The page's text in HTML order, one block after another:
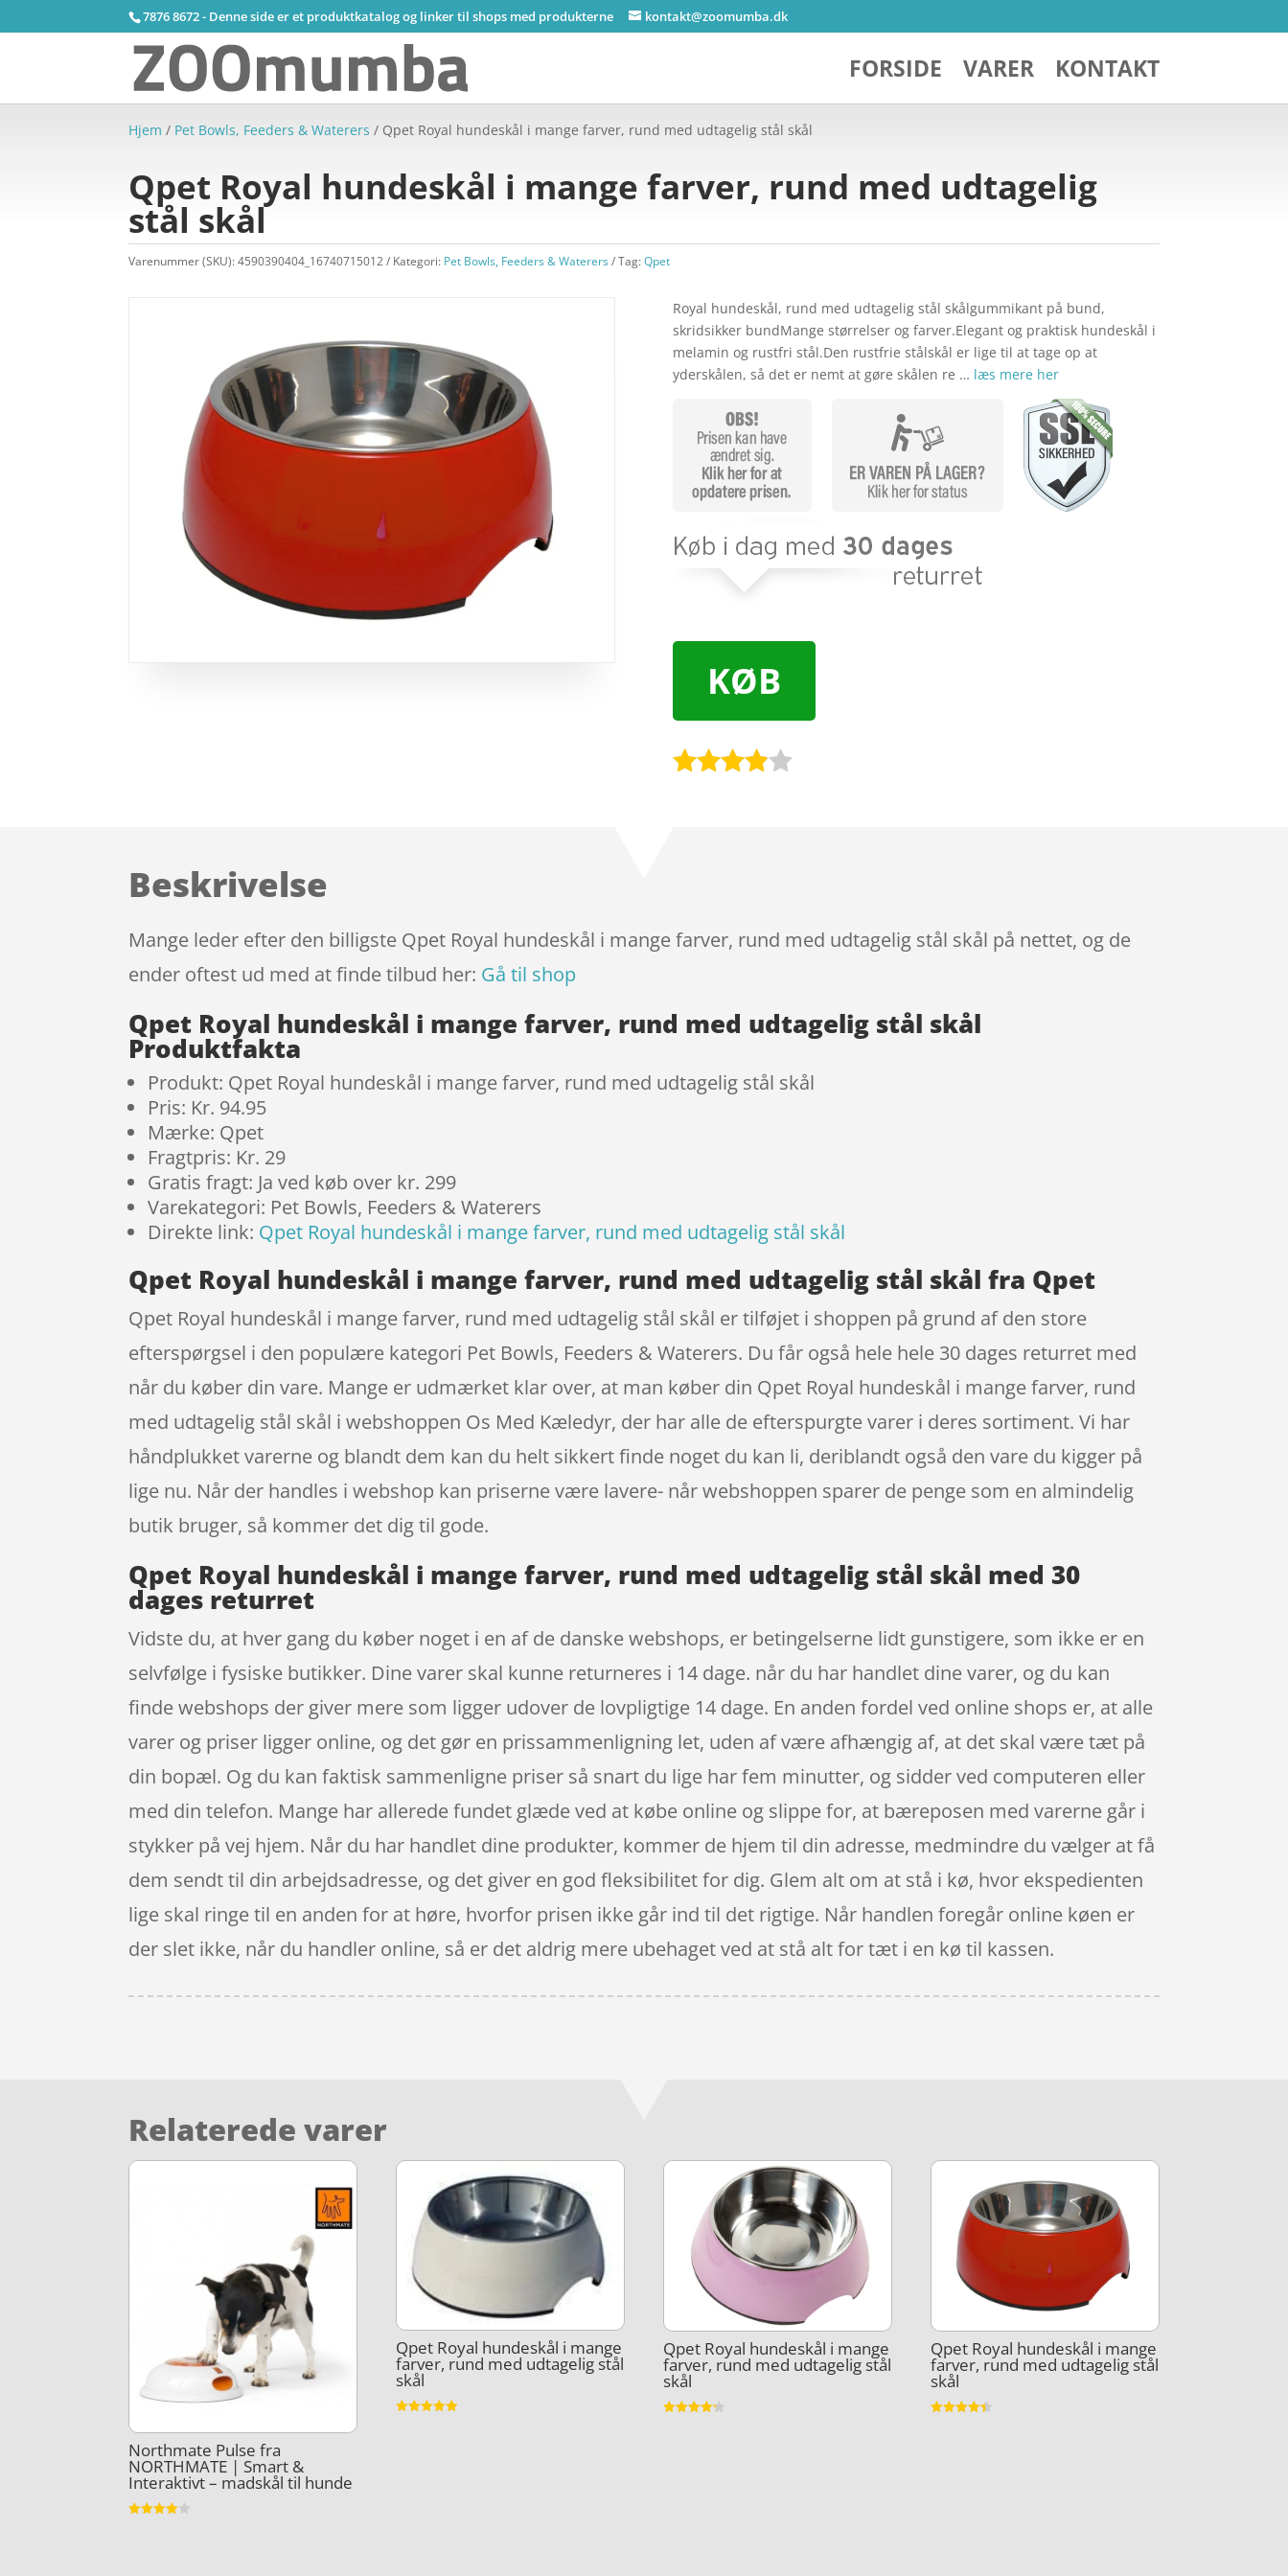
7876 8672 - Denne side er et produktkatalog og linker til shops med produkterne kontakt@zoomumba.dk
FORSIDE VARER KONTAKT
Hjem / Pet Bowls, Feeders & Waterers / Qpet Royal hundeskål i mange farver, rund med udtagelig stål skål
Qpet Royal hundeskål i mange farver, rund med udtagelig
stål skål
Varenummer (SKU):4590390404_16740715012 Kategori: Pet Bowls, Feeders & Waterers Tag:Qpet
Royal hundeskål, rund med udtagelig stål skålgummikant på bund,
skridsikker bundMange størrelser og farver.Elegant og praktisk hundeskål i
melamin og rustfri stål.Den rustfrie stålskål er lige til at tage op at
yderskålen, så det er nemt at gøre skålen re … læs mere her
KØB
ømmels
er
Beskrivelse
Mange leder efter den billigste Qpet Royal hundeskål i mange farver, rund med udtagelig stål skål på nettet, og de
ender oftest ud med at finde tilbud her: Gå til shop
Qpet Royal hundeskål i mange farver, rund med udtagelig stål skål
Produktfakta
Produkt: Qpet Royal hundeskål i mange farver, rund med udtagelig stål skål
Pris: Kr. 94.95
Mærke: Qpet
Fragtpris: Kr. 29
Gratis fragt: Ja ved køb over kr. 299
Varekategori: Pet Bowls, Feeders & Waterers
Direkte link: Qpet Royal hundeskål i mange farver, rund med udtagelig stål skål
Qpet Royal hundeskål i mange farver, rund med udtagelig stål skål fra Qpet
Qpet Royal hundeskål i mange farver, rund med udtagelig stål skål er tilføjet i shoppen på grund af den store
efterspørgsel i den populære kategori Pet Bowls, Feeders & Waterers. Du får også hele hele 30 dages returret med
når du køber din vare. Mange er udmærket klar over, at man køber din Qpet Royal hundeskål i mange farver, rund
med udtagelig stål skål i webshoppen Os Med Kæledyr, der har alle de efterspurgte varer i deres sortiment. Vi har
håndplukket varerne og blandt dem kan du helt sikkert finde noget du kan li, deriblandt også den vare du kigger på
lige nu. Når der handles i webshop kan priserne være lavere- når webshoppen sparer de penge som en almindelig
butik bruger, så kommer det dig til gode.
Qpet Royal hundeskål i mange farver, rund med udtagelig stål skål med 30
dages returret
Vidste du, at hver gang du køber noget i en af de danske webshops, er betingelserne lidt gunstigere, som ikke er en
selvfølge i fysiske butikker. Dine varer skal kunne returneres i 14 dage. når du har handlet dine varer, og du kan
finde webshops der giver mere som ligger udover de lovpligtige 14 dage. En anden fordel ved online shops er, at alle
varer og priser ligger online, og det gør en prissammenligning let, uden af være afhængig af, at det skal være tæt på
din bopæl. Og du kan faktisk sammenligne priser så snart du lige har fem minutter, og sidder ved computeren eller
med din telefon. Mange har allerede fundet glæde ved at købe online og slippe for, at bæreposen med varerne går i
stykker på vej hjem. Når du har handlet dine produkter, kommer de hjem til din adresse, medmindre du vælger at få
dem sendt til din arbejdsadresse, og det giver en god fleksibilitet for dig. Glem alt om at stå i kø, hvor ekspedienten
lige skal ringe til en anden for at høre, hvorfor prisen ikke går ind til det rigtige. Når handlen foregår online køen er
der slet ikke, når du handler online, så er det aldrig mere ubehaget ved at stå alt for tæt i en kø til kassen.
Relaterede varer
Northmate Pulse fra
NORTHMATE | Smart &
Interaktivt – madskål til hunde
Qpet Royal hundeskål i mange
farver, rund med udtagelig stål
skål
Qpet Royal hundeskål i mange
farver, rund med udtagelig stål
skål
Qpet Royal hundeskål i mange
farver, rund med udtagelig stål
skål